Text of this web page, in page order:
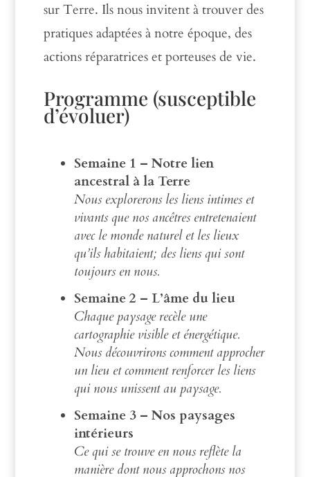
sur Terre. Ils nous invitent à trouver des
pratiques adaptées à notre époque, des
actions réparatrices et porteuses de vie.
Programme (susceptible
d’évoluer)
Semaine 1 – Notre lien
ancestral à la Terre
Nous explorerons les liens intimes et
vivants que nos ancêtres entretenaient
avec le monde naturel et les lieux
qu’ils habitaient; des liens qui sont
toujours en nous.
Semaine 2 – L’âme du lieu
Chaque paysage recèle une
cartographie visible et énergétique.
Nous découvrirons comment approcher
un lieu et comment renforcer les liens
qui nous unissent au paysage.
Semaine 3 – Nos paysages
intérieurs
Ce qui se trouve en nous reflète la
manière dont nous approchons nos